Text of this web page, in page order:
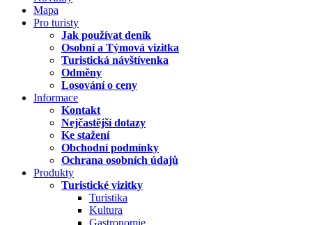
Mapa
Pro turisty
Jak používat deník
Osobní a Týmová vizitka
Turistická návštívenka
Odměny
Losování o ceny
Informace
Kontakt
Nejčastější dotazy
Ke stažení
Obchodní podmínky
Ochrana osobních údajů
Produkty
Turistické vizitky
Turistika
Kultura
Gastronomie